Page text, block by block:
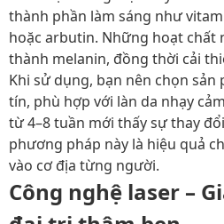
thành phần làm sáng như
hoặc arbutin. Những hoạt chất
thành melanin, đồng thời cải
Khi sử dụng, bạn nên chọn
tín, phù hợp với làn da nhạy
từ 4–8 tuần mới thấy sự thay
phương pháp này là hiệu quả
vào cơ địa từng người.
Công nghệ laser –